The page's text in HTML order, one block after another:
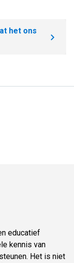
het ons
educatief
kennis van
Het is niet